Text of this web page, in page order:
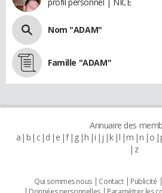
profil personnel | NICE
Nom "ADAM"
Famille "ADAM"
Annuaire des
a b c d e f g h i j k l m n o
z
Qui sommes nous Contact Publicité